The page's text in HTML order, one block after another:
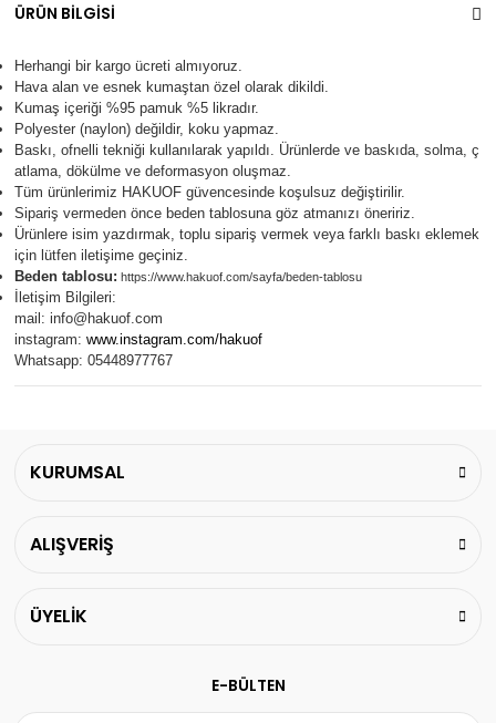
ÜRÜN BİLGİSİ
Herhangi bir kargo ücreti almıyoruz.
Hava alan ve esnek kumaştan özel olarak dikildi.
Kumaş içeriği %95 pamuk %5 likradır.
Polyester (naylon) değildir, koku yapmaz.
Baskı, ofnelli tekniği kullanılarak yapıldı. Ürünlerde ve baskıda, solma, ç
atlama, dökülme ve deformasyon oluşmaz.
Tüm ürünlerimiz HAKUOF güvencesinde koşulsuz değiştirilir.
Sipariş vermeden önce beden tablosuna göz atmanızı öneririz.
Ürünlere isim yazdırmak, toplu sipariş vermek veya farklı baskı eklemek
için lütfen iletişime geçiniz.
Beden tablosu: https://www.hakuof.com/sayfa/beden-tablosu
İletişim Bilgileri:
mail: info@hakuof.com
instagram: www.instagram.com/hakuof
Whatsapp: 05448977767
KURUMSAL
ALIŞVERİŞ
ÜYELİK
E-BÜLTEN